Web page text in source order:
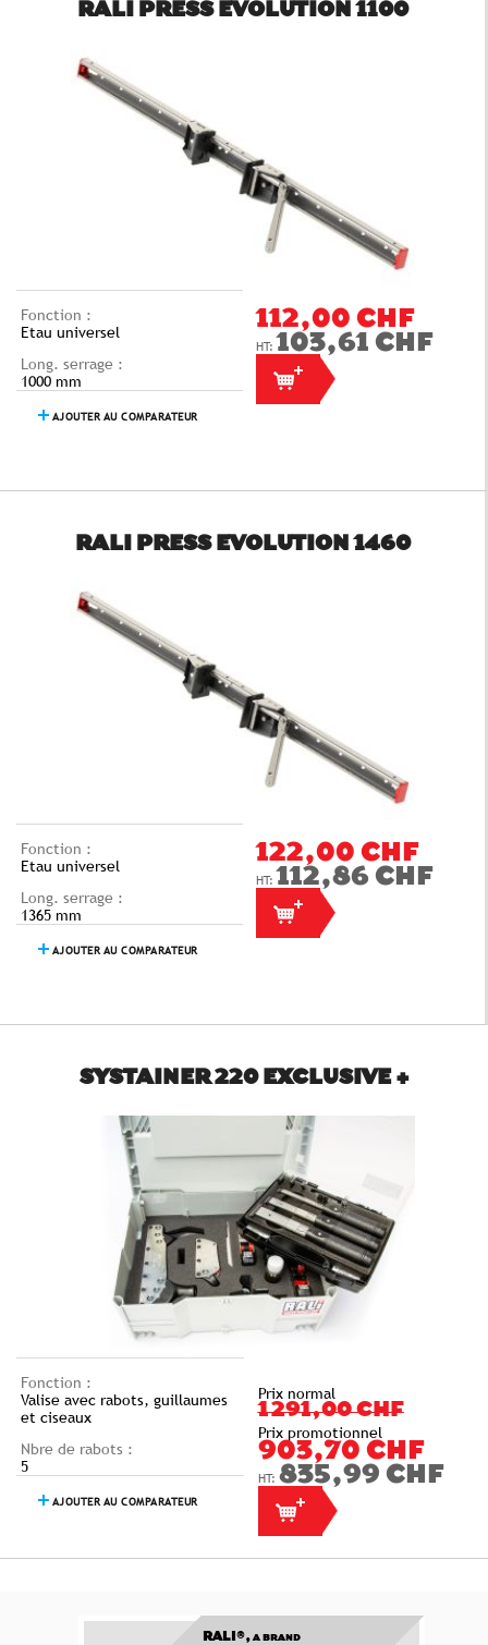
RALI PRESS EVOLUTION 1100
Fonction :
Etau universel
Long. serrage :
1000 mm
AJOUTER AU COMPARATEUR
112,00 CHF
103,61 CHF
RALI PRESS EVOLUTION 1460
Fonction :
Etau universel
Long. serrage :
1365 mm
AJOUTER AU COMPARATEUR
122,00 CHF
112,86 CHF
SYSTAINER 220 EXCLUSIVE +
Fonction :
Valise avec rabots, guillaumes
et ciseaux
Nbre de rabots :
5
AJOUTER AU COMPARATEUR
Prix normal
1 291,00 CHF
Prix promotionnel
903,70 CHF
835,99 CHF
RALI®, A BRAND